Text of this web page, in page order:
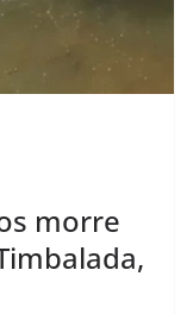
morre